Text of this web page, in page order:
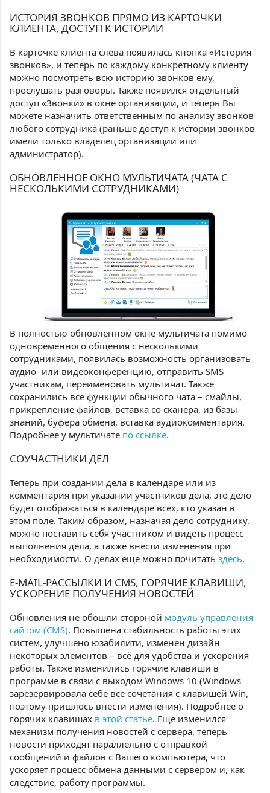
ИСТОРИЯ ЗВОНКОВ ПРЯМО ИЗ КАРТОЧКИ
КЛИЕНТА, ДОСТУП К ИСТОРИИ
В карточке клиента слева появилась кнопка «История
звонков», и теперь по каждому конкретному клиенту
можно посмотреть всю историю звонков ему,
прослушать разговоры. Также появился отдельный
доступ «Звонки» в окне организации, и теперь Вы
можете назначить ответственным по анализу звонков
любого сотрудника (раньше доступ к истории звонков
имели только владелец организации или
администратор).
ОБНОВЛЕННОЕ ОКНО МУЛЬТИЧАТА (ЧАТА С
НЕСКОЛЬКИМИ СОТРУДНИКАМИ)
В полностью обновленном окне мультичата помимо
одновременного общения с несколькими
сотрудниками, появилась возможность организовать
аудио- или видеоконференцию, отправить SMS
участникам, переименовать мультичат. Также
сохранились все функции обычного чата – смайлы,
прикрепление файлов, вставка со сканера, из базы
знаний, буфера обмена, вставка аудиокомментария.
Подробнее у мультичате по ссылке.
СОУЧАСТНИКИ ДЕЛ
Теперь при создании дела в календаре или из
комментария при указании участников дела, это дело
будет отображаться в календаре всех, кто указан в
этом поле. Таким образом, назначая дело сотруднику,
можно поставить себя участником и видеть процесс
выполнения дела, а также внести изменения при
необходимости. О делах еще можно почитать здесь.
E-MAIL-РАССЫЛКИ И CMS, ГОРЯЧИЕ КЛАВИШИ,
УСКОРЕНИЕ ПОЛУЧЕНИЯ НОВОСТЕЙ
Обновления не обошли стороной модуль управления
сайтом (CMS). Повышена стабильность работы этих
систем, улучшено юзабилити, изменен дизайн
некоторых элементов – всё для удобства и ускорения
работы. Также изменились горячие клавиши в
программе в связи с выходом Windows 10 (Windows
зарезервировала себе все сочетания с клавишей Win,
поэтому пришлось внести изменения). Подробнее о
горячих клавишах в этой статье. Еще изменился
механизм получения новостей с сервера, теперь
новости приходят параллельно с отправкой
сообщений и файлов с Вашего компьютера, что
ускоряет процесс обмена данными с сервером и, как
следствие, работу программы.